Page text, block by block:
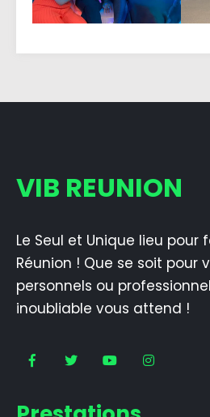
VIB REUNION
Le Seul et Unique lieu pour
Réunion ! Que se soit pour
personnels ou
inoubliable vous attend !